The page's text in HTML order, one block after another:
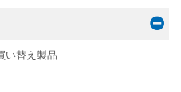
い替え製品